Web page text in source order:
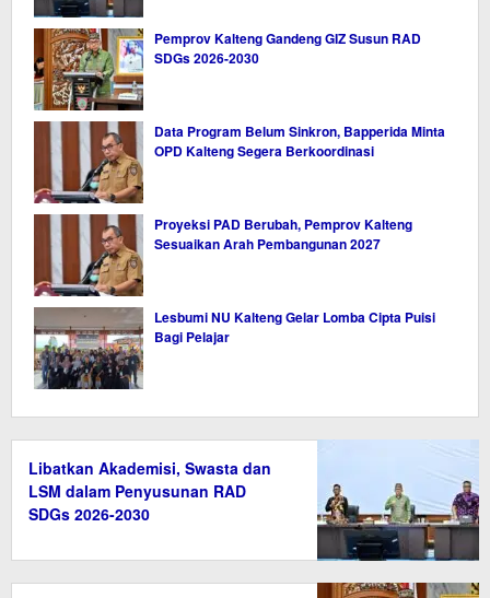
Pemprov Kalteng Gandeng GIZ Susun RAD
SDGs 2026-2030
Data Program Belum Sinkron, Bapperida Minta
OPD Kalteng Segera Berkoordinasi
Proyeksi PAD Berubah, Pemprov Kalteng
Sesuaikan Arah Pembangunan 2027
Lesbumi NU Kalteng Gelar Lomba Cipta Puisi
Bagi Pelajar
Libatkan Akademisi, Swasta dan
LSM dalam Penyusunan RAD
SDGs 2026-2030